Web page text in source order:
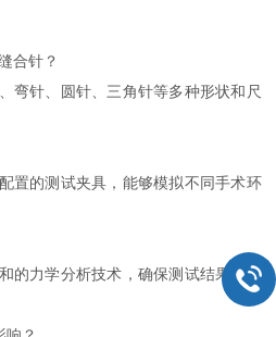
合针？
弯针、圆针、三角针等多种形状和尺
置的测试夹具，能够模拟不同手术环
的力学分析技术，确保测试结果的准